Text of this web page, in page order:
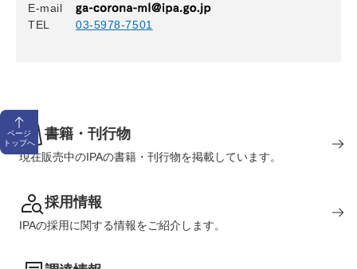
E-mail
TEL
03-5978-7501
ページ
トップへ
書籍・刊行物
現在販売中のIPAの書籍・刊行物を掲載しています。
採用情報
IPAの採用に関する情報をご紹介します。